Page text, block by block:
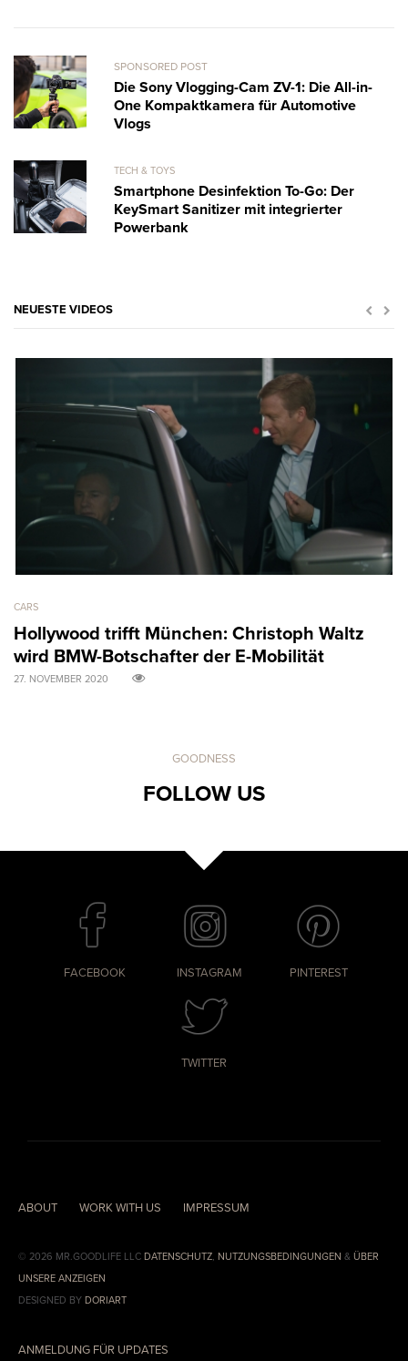
SPONSORED POST
Die Sony Vlogging-Cam ZV-1: Die All-in-
One Kompaktkamera für Automotive
Vlogs
TECH & TOYS
Smartphone Desinfektion To-Go: Der
KeySmart Sanitizer mit integrierter
Powerbank
NEUESTE VIDEOS
CARS
Hollywood trifft München: Christoph Waltz
wird BMW-Botschafter der E-Mobilität
27. NOVEMBER 2020
GOODNESS
FOLLOW US
FACEBOOK INSTAGRAM PINTEREST
TWITTER
ABOUT WORK WITH US IMPRESSUM
© 2026 MR.GOODLIFE LLC DATENSCHUTZ, NUTZUNGSBEDINGUNGEN & ÜBER
UNSERE ANZEIGEN
DESIGNED BY DORIART
ANMELDUNG FÜR UPDATES